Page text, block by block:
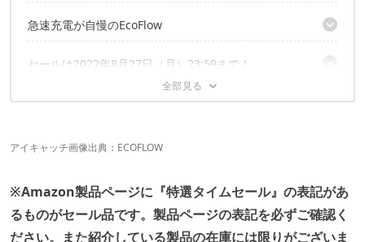
災害時にも、あると安心なソーラーパネル
急速充電が自慢のEcoFlow
出力サイズ豊富なソーラーチャージャーも
セールは2022年8月27日（月）23:59まで！
こちらの記事でもAmasonタイムセール情報を発信中！
アイキャッチ画像出典： ECOFLOW
※Amazon製品ページに『特選タイムセール』の表記があ
るものがセール品です。製品ページの表記を必ずご確認く
ださい。また紹介している製品の在庫には限りがございま